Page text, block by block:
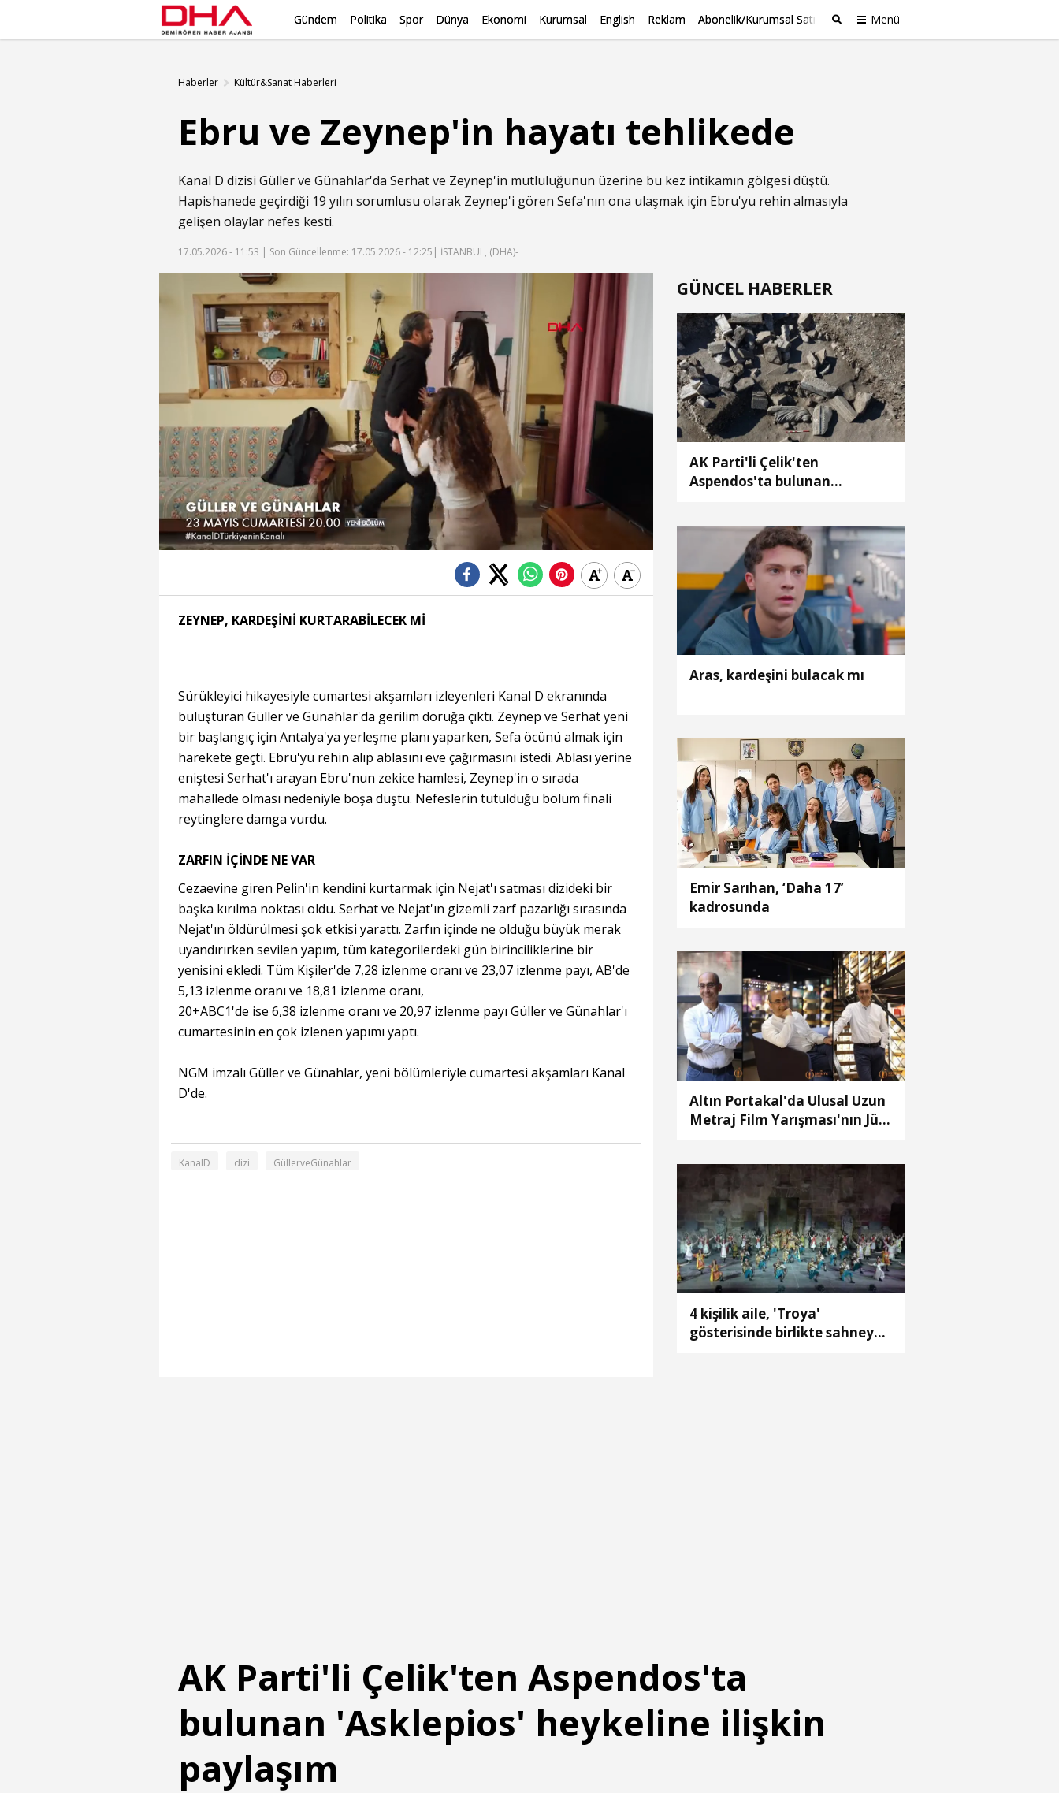
Gündem Politika Spor Dünya Ekonomi Kurumsal English Reklam Abonelik/Kurumsal Satış Menü
Haberler Kültür&Sanat Haberleri
Ebru ve Zeynep'in hayatı tehlikede
Kanal D dizisi Güller ve Günahlar'da Serhat ve Zeynep'in mutluluğunun üzerine bu kez intikamın gölgesi düştü.
Hapishanede geçirdiği 19 yılın sorumlusu olarak Zeynep'i gören Sefa'nın ona ulaşmak için Ebru'yu rehin almasıyla
gelişen olaylar nefes kesti.
17.05.2026 - 11:53 | Son Güncellenme: 17.05.2026 - 12:25 | İSTANBUL, (DHA)-
Süre
/
Toplam
Süre Yüklendi :
0%
Yükleniyor :
0%
ZEYNEP, KARDEŞİNİ KURTARABİLECEK Mİ
Sürükleyici hikayesiyle cumartesi akşamları izleyenleri Kanal D ekranında
buluşturan Güller ve Günahlar'da gerilim doruğa çıktı. Zeynep ve Serhat yeni
bir başlangıç için Antalya'ya yerleşme planı yaparken, Sefa öcünü almak için
harekete geçti. Ebru'yu rehin alıp ablasını eve çağırmasını istedi. Ablası yerine
eniştesi Serhat'ı arayan Ebru'nun zekice hamlesi, Zeynep'in o sırada
mahallede olması nedeniyle boşa düştü. Nefeslerin tutulduğu bölüm finali
reytinglere damga vurdu.
ZARFIN İÇİNDE NE VAR
Cezaevine giren Pelin'in kendini kurtarmak için Nejat'ı satması dizideki bir
başka kırılma noktası oldu. Serhat ve Nejat'ın gizemli zarf pazarlığı sırasında
Nejat'ın öldürülmesi şok etkisi yarattı. Zarfın içinde ne olduğu büyük merak
uyandırırken sevilen yapım, tüm kategorilerdeki gün birinciliklerine bir
yenisini ekledi. Tüm Kişiler'de 7,28 izlenme oranı ve 23,07 izlenme payı, AB'de
5,13 izlenme oranı ve 18,81 izlenme oranı,
20+ABC1'de ise 6,38 izlenme oranı ve 20,97 izlenme payı Güller ve Günahlar'ı
cumartesinin en çok izlenen yapımı yaptı.
NGM imzalı Güller ve Günahlar, yeni bölümleriyle cumartesi akşamları Kanal
D'de.
KanalD dizi GüllerveGünahlar
GÜNCEL HABERLER
AK Parti'li Çelik'ten
Aspendos'ta bulunan
Aras, kardeşini bulacak mı
Emir Sarıhan, ‘Daha 17’
kadrosunda
Altın Portakal'da Ulusal Uzun
Metraj Film Yarışması'nın Jüri
4 kişilik aile, 'Troya'
gösterisinde birlikte sahneye
AK Parti'li Çelik'ten Aspendos'ta
bulunan 'Asklepios' heykeline ilişkin
paylaşım